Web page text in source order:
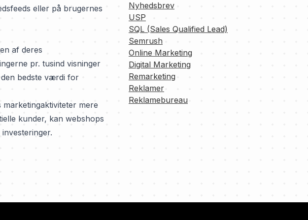
eller på brugernes
af deres
pr. tusind visninger
bedste værdi for
mere
kunder, kan webshops
Nyhedsbrev
USP
SQL (Sales Qualified Lead)
Semrush
Online Marketing
Digital Marketing
Remarketing
Reklamer
Reklamebureau